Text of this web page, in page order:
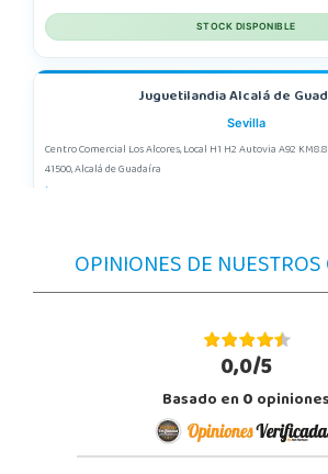
STOCK DISPONIBLE
Juguetilandia Alcalá de
Sevilla
Centro Comercial Los Alcores, Local H1 H2 Autovia A92 KM8.8
41500, Alcalá de Guadaíra
Juguetilandia Alcobendas
Madrid
Av. Olímpica, 9, Local A13/21, Centro Comercial La Vega
OPINIONES DE
0,0/5
Basado en0opiniones